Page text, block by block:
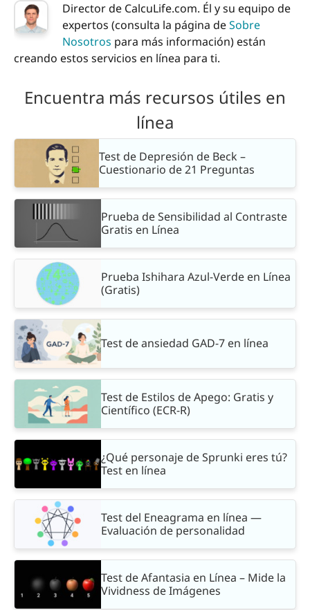
Director de CalcuLife.com. Él y su equipo de
expertos (consulta la página deSobre
Nosotros para más información) están
creando estos servicios en línea para ti.
Encuentra más recursos útiles en
línea
Test de Depresión de Beck –
Cuestionario de 21 Preguntas
Prueba de Sensibilidad al Contraste
Gratis en Línea
Prueba Ishihara Azul-Verde en Línea
(Gratis)
Test de ansiedad GAD-7 en línea
Test de Estilos de Apego: Gratis y
Científico (ECR-R)
¿Qué personaje de Sprunki eres tú?
Test en línea
Test del Eneagrama en línea —
Evaluación de personalidad
Test de Afantasia en Línea – Mide la
Vividness de Imágenes